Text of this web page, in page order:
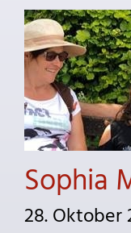
Sophia
28. Oktober